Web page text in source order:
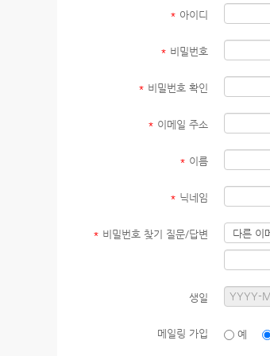
* 아이디
* 비밀번호
* 비밀번호 확인
* 이메일 주소
* 이름
* 닉네임
* 비밀번호 찾기 질문/답변
생일
메일링 가입 예